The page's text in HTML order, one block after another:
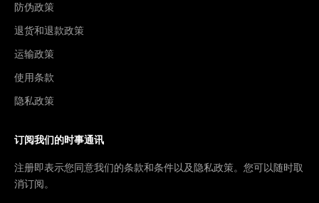
防伪政策
退货和退款政策
运输政策
使用条款
隐私政策
订阅我们的时事通讯
注册即表示您同意我们的条款和条件以及隐私政策。您可以随时取
消订阅。